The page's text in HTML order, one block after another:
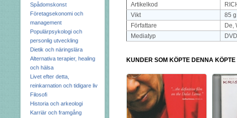
Spådomskonst
Företagsekonomi och
management
Populärpsykologi och
personlig utveckling
Dietik och näringslära
Alternativa terapier, healing
och hälsa
Livet efter detta,
reinkarnation och tidigare liv
Filosofi
Historia och arkeologi
Karriär och framgång
Artikelkod
Vikt
85 g
Författare
De,
Mediatyp
KUNDER SOM KÖPTE DENNA